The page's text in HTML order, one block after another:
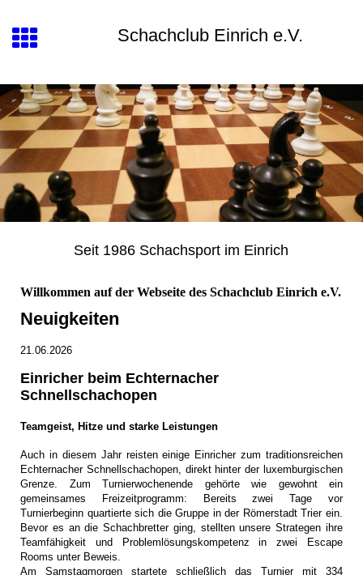
Schachclub Einrich e.V.
Seit 1986 Schachsport im Einrich
Willkommen auf der Webseite des Schachclub Einrich e.V.
Neuigkeiten
21.06.2026
Einricher beim Echternacher
Schnellschachopen
Teamgeist, Hitze und starke Leistungen
Auch in diesem Jahr reisten einige Einricher zum traditionsreichen
Echternacher Schnellschachopen, direkt hinter der luxemburgischen
Grenze. Zum Turnierwochenende gehörte wie gewohnt ein
gemeinsames Freizeitprogramm: Bereits zwei Tage vor
Turnierbeginn quartierte sich die Gruppe in der Römerstadt Trier ein.
Bevor es an die Schachbretter ging, stellten unsere Strategen ihre
Teamfähigkeit und Problemlösungskompetenz in zwei Escape
Rooms unter Beweis.
Am Samstagmorgen startete schließlich das Turnier mit 334